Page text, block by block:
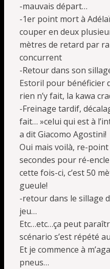
-mauvais départ…
-1er point mort à
couper en deux
mètres de retard par
concurrent
-Retour dans son
Estoril pour bénéficier
rien n’y fait, la kawa
-Freinage tardif,
fait… »celui qui est à
a dit Giacomo Agostini!
Oui mais voilà, re-
secondes pour ré-
cette fois-ci, c’est 50
gueule!
-retour dans le sillage
jeu…
Etc…etc…ça peut
scénario s’est répété
Et je commence à
pneus…